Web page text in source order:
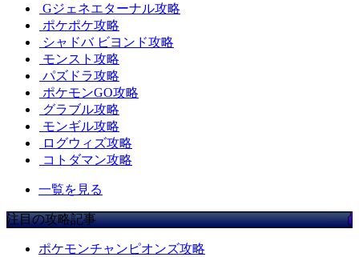
Gジェネエターナル攻略
ポケポケ攻略
シャドバ ビヨンド攻略
モンスト攻略
パズドラ攻略
ポケモンGO攻略
グラブル攻略
モンギル攻略
ログウィズ攻略
コトダマン攻略
一覧を見る
注目の攻略記事
ポケモンチャンピオンズ攻略